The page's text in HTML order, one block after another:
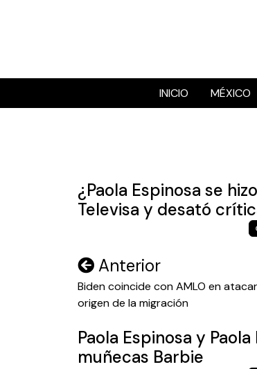
INICIO MÉXICO
¿Paola Espinosa se
Televisa y desató
Navegación
de
entradas
Anterior
Biden coincide con AMLO en
origen de la migración
Paola Espinosa y
muñecas Barbie